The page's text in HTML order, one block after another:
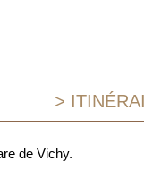
>
de Vichy.